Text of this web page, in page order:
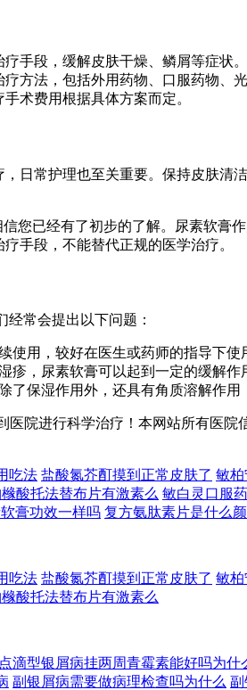
手段，缓解皮肤干燥、鳞屑等症
方法，包括外用药物、口服药物
术费用根据具体方案而定。
日常护理也至关重要。保持皮肤
您已经有了初步的了解。尿素软膏
手段，不能替代正规的医学治疗。
常会提出以下问题：
使用，较好在医生或药师的指导下使
疹，尿素软膏可以起到一定的缓解作
了保湿作用外，还具有角质溶解作用
医院进行科学治疗！本网站所有医
吃法 盐酸氮芥酊摸到正常皮肤了 敏
酸托法替布片有激素么 敏白灵口服
膏功效一样吗 复方氨肽素片是什么
吃法 盐酸氮芥酊摸到正常皮肤了 敏
酸托法替布片有激素么
点滴型银屑病挂两周青霉素能好吗为什
副银屑病需要做病理检查吗为什么 副